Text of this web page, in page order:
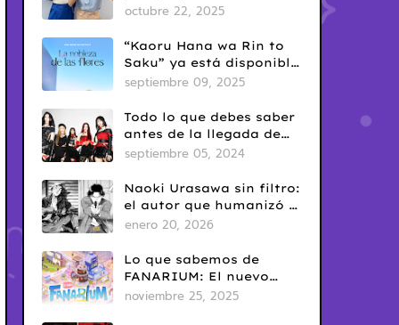
era en el BL tailandés
octubre 22, 2025
“Kaoru Hana wa Rin to
Saku” ya está disponible
en Netflix: romance
clásico
septiembre 09, 2025
Todo lo que debes saber
antes de la llegada de
ARTMS a Latinoamérica
septiembre 05, 2024
Naoki Urasawa sin filtro:
el autor que humanizó el
mal
enero 20, 2026
Lo que sabemos de
FANARIUM: El nuevo
juego para celular de
noviembre 25, 2025